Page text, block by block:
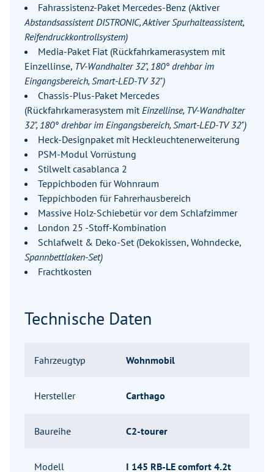
Fahrassistenz-Paket Mercedes-Benz (Aktiver
Abstandsassistent DISTRONIC, Aktiver Spurhalteassistent,
Reifendruckkontrollsystem)
Media-Paket Fiat (Rückfahrkamerasystem mit
Einzellinse, TV-Wandhalter 32", 180° drehbar im
Eingangsbereich, Smart-LED-TV 32")
Chassis-Plus-Paket Mercedes
(Rückfahrkamerasystem mitEinzellinse, TV-Wandhalter
32", 180° drehbar im Eingangsbereich, Smart-LED-TV 32")
Heck-Designpaket mit Heckleuchtenerweiterung
PSM-Modul Vorrüstung
Stilwelt casablanca 2
Teppichboden für Wohnraum
Teppichboden für Fahrerhausbereich
Massive Holz-Schiebetür vor dem Schlafzimmer
London 25 -Stoff-Kombination
Schlafwelt & Deko-Set (Dekokissen, Wohndecke,
Spannbettlaken-Set)
Frachtkosten
Technische Daten
Fahrzeugtyp Wohnmobil
Hersteller Carthago
Baureihe C2-tourer
Modell I 145 RB-LE comfort 4.2t